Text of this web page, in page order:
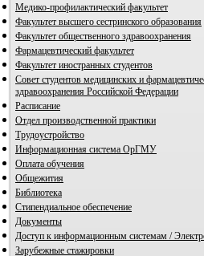
Медико-профилактический факультет
Факультет высшего сестринского образования
Факультет общественного здравоохранения
Фармацевтический факультет
Факультет иностранных студентов
Совет студентов медицинских и
здравоохранения Российской Федерации
Расписание
Отдел производственной практики
Трудоустройство
Информационная система ОрГМУ
Оплата обучения
Общежития
Библиотека
Стипендиальное обеспечение
Документы
Доступ к информационным системам /
Зарубежные стажировки